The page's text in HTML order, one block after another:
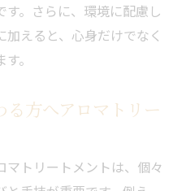
。さらに、環境に配慮し
えると、心身だけでなく
。
る方へアロマトリー
マトリートメントは、個々